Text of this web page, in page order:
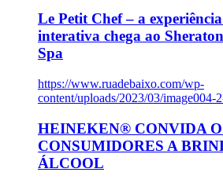
Le Petit Chef – a
interativa chega ao
Spa
https://www.ruadebaixo.com/wp-
content/uploads/2023/03/image004-
HEINEKEN® CONVIDA
CONSUMIDORES A
ÁLCOOL